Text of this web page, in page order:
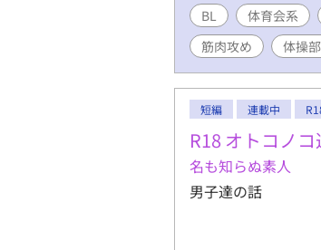
BL 体育会系
筋肉攻め
体操部
短編 連載中
R18 オトコノコ
名も知らぬ素人
男子達の話